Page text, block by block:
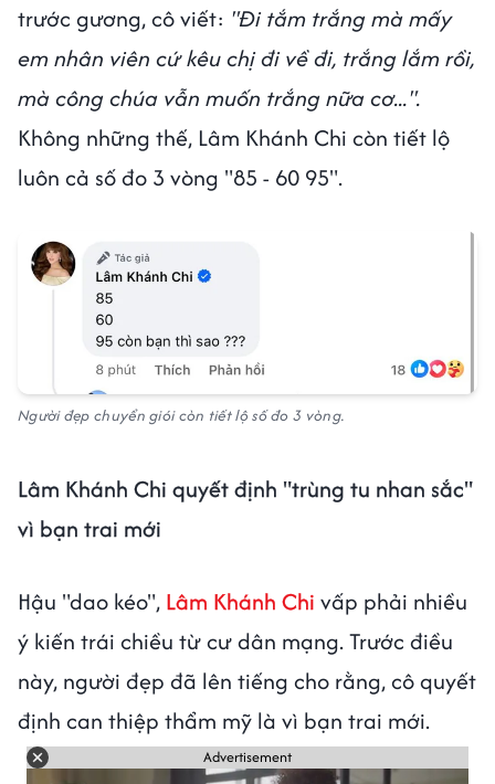
trước gương, cô viết: "Đi tắm trắng mà mấy
em nhân viên cứ kêu chị đi về đi, trắng lắm rồi,
mà công chúa vẫn muốn trắng nữa cơ...".
Không những thế, Lâm Khánh Chi còn tiết lộ
luôn cả số đo 3 vòng "85 - 60 95".
Người đẹp chuyển giói còn tiết lộ số đo 3 vòng.
Lâm Khánh Chi quyết định "trùng tu nhan sắc"
vì bạn trai mới
Hậu "dao kéo", Lâm Khánh Chi vấp phải nhiều
ý kiến trái chiều từ cư dân mạng. Trước điều
này, người đẹp đã lên tiếng cho rằng, cô quyết
định can thiệp thẩm mỹ là vì bạn trai mới.
Advertisement